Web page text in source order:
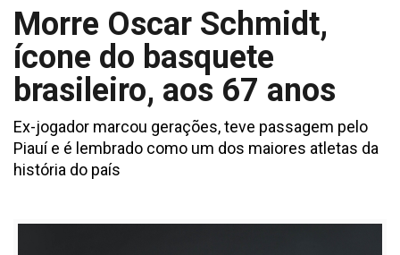
Morre Oscar Schmidt,
ícone do basquete
brasileiro, aos 67 anos
Ex-jogador marcou gerações, teve passagem pelo
Piauí e é lembrado como um dos maiores atletas da
história do país